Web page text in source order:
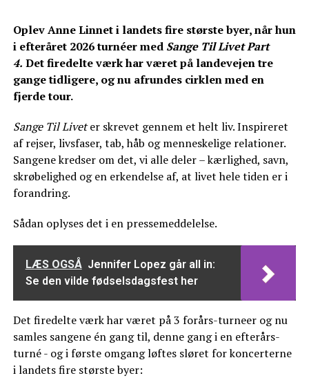
Oplev Anne Linnet i landets fire største byer, når hun
i efteråret 2026 turnéer med Sange Til Livet Part
4. Det firedelte værk har været på landevejen tre
gange tidligere, og nu afrundes cirklen med en
fjerde tour.
Sange Til Liveter skrevet gennem et helt liv. Inspireret
af rejser, livsfaser, tab, håb og menneskelige relationer.
Sangene kredser om det, vi alle deler – kærlighed, savn,
skrøbelighed og en erkendelse af, at livet hele tiden er i
forandring.
Sådan oplyses det i en pressemeddelelse.
LÆS OGSÅ Jennifer Lopez går all in:
Se den vilde fødselsdagsfest her
Det firedelte værk har været på 3 forårs-turneer og nu
samles sangene én gang til, denne gang i en efterårs-
turné - og i første omgang løftes sløret for koncerterne
i landets fire største byer: